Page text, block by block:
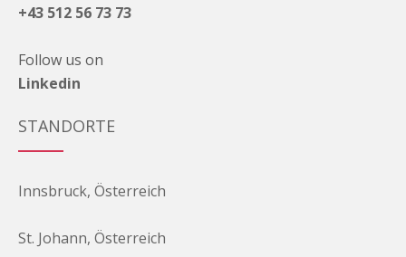
+43 512 56 73 73
Follow us on
Linkedin
STANDORTE
Innsbruck, Österreich
St. Johann, Österreich